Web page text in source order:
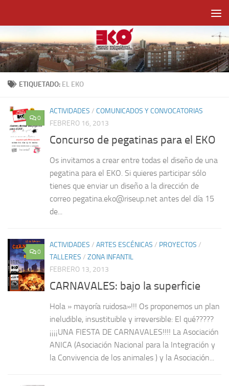
ETIQUETADO: EL EKO
0
ACTIVIDADES / COMUNICADOS Y CONVOCATORIAS
FEBRERO 16, 2013
Concurso de pegatinas para el EKO
Os invitamos a crear entre todas el diseño de una
pegatina para el EKO. Si quieres participar sólo
tienes que enviar un diseño a la dirección de
correo pegatina.eko@riseup.net antes del día 15
de...
0
ACTIVIDADES / ARTES ESCÉNICAS / PROYECTOS /
TALLERES / ZONA INFANTIL
FEBRERO 13, 2013
CARNAVALES: bajo la superficie
Hola » mayoría ruidosa»!!! Os proponemos un plan
ineludible, insustituible y irreversible: El qué?????
¡¡¡¡UNA FIESTA DE CARNAVALES!!!! La Asociación
ANICA (Asociación Nacional para la Integración y
la Convivencia de los animales ) y la Asociación...